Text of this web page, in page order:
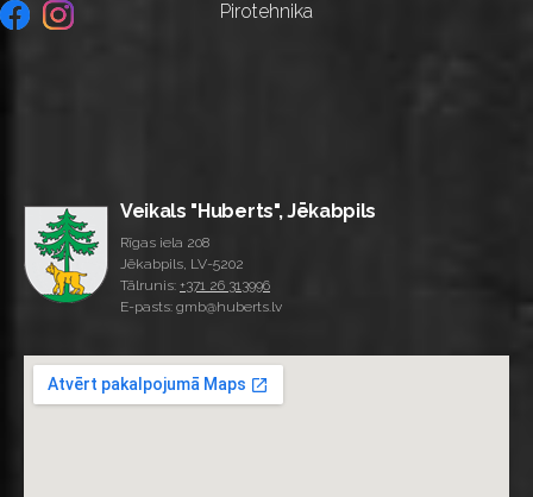
Pirotehnika
Veikals "Huberts", Jēkabpils
Rīgas iela 208
Jēkabpils, LV-5202
Tālrunis: +371 26 313996
E-pasts: gmb@huberts.lv